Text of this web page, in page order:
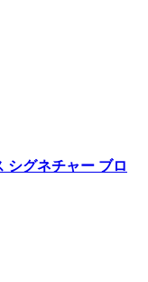
シグネチャー ブロ